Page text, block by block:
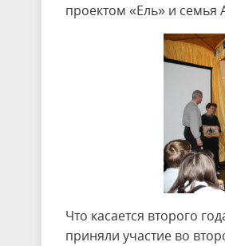
проектом «Ель» и
Что касается второго
приняли участие во